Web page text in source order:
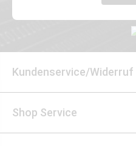
Kundenservice/Widerruf
Shop Service